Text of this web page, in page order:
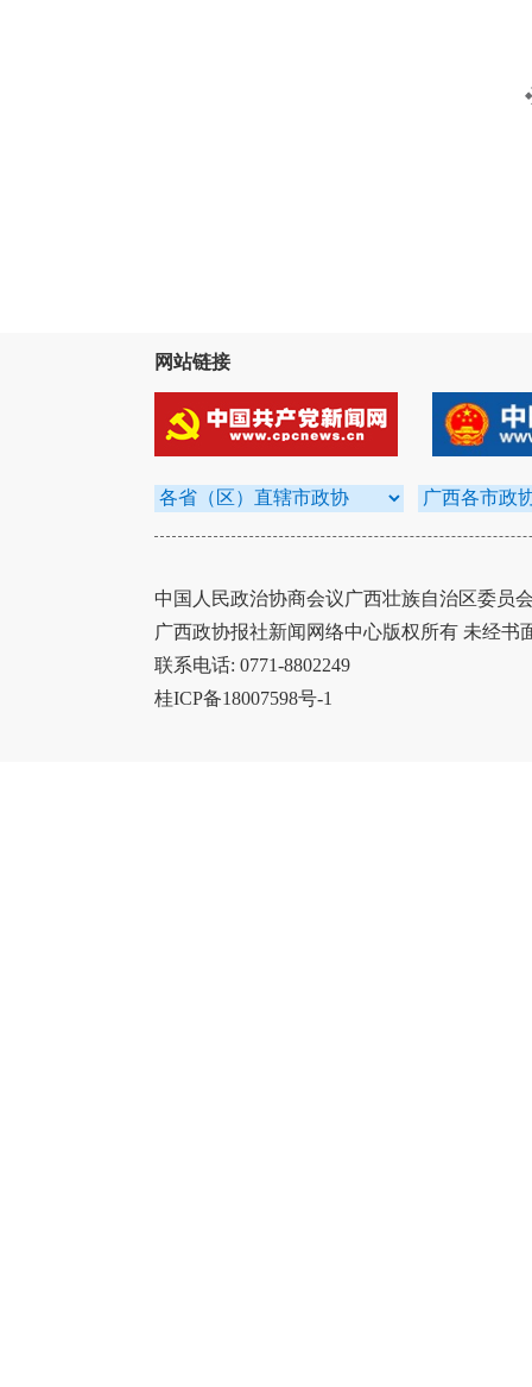
网站链接
中国人民政治协商会议广西壮族自治区委员
广西政协报社新闻网络中心版权所有 未经书
联系电话: 0771-8802249
桂ICP备18007598号-1